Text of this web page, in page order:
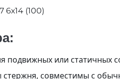
(100)
подвижных или статичных
совместимы с